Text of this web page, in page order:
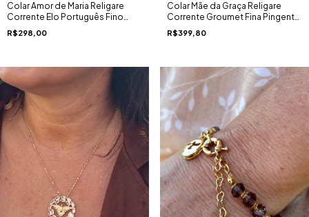
Colar Amor de Maria Religare
Corrente Elo Português Fino
Pingente Nossa Senhora
Aparecida Cristal Lapidado Ouro
R$298,00
Colar Mãe da Graça Religare
Corrente Groumet Fina Pingente
Nossa Senhora das Graças
Cravejado Zircônias Ouro 18K
R$399,80